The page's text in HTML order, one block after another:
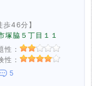
歩46分】
脇５丁目１１
性：
性：
5